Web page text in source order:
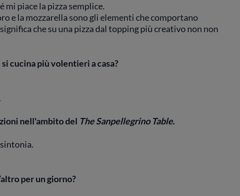
mi piace la pizza semplice.
e la mozzarella sono gli elementi che comportano
che su una pizza dal topping più creativo non non
cucina più volentieri a casa?
nell'ambito del The Sanpellegrino Table.
per un giorno?